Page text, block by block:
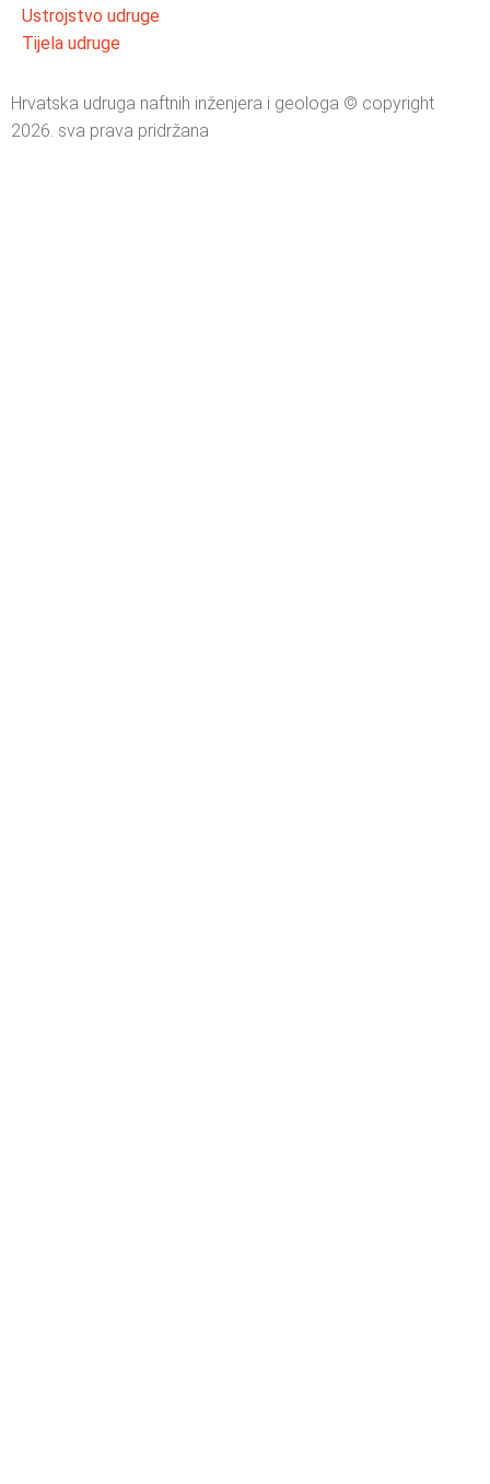
Ustrojstvo udruge
Tijela udruge
Hrvatska udruga naftnih inženjera i geologa © copyright
2026. sva prava pridržana